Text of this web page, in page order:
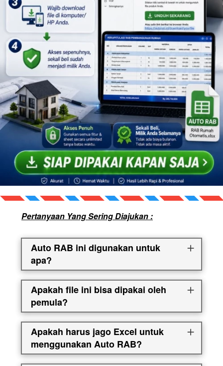
Pertanyaan Yang Sering Diajukan :
Auto RAB ini digunakan untuk
apa?
Apakah file ini bisa dipakai oleh
pemula?
Apakah harus jago Excel untuk
menggunakan Auto RAB?